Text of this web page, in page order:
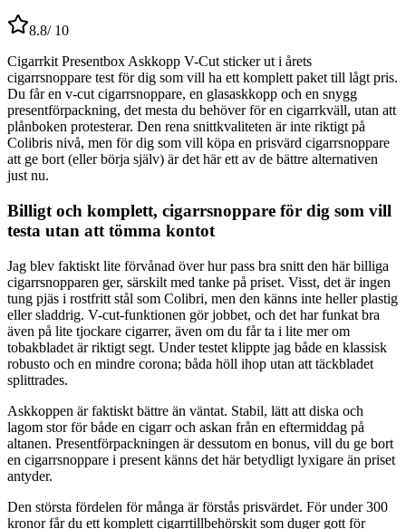
8.8/ 10
Cigarrkit Presentbox Askkopp V-Cut sticker ut i årets
cigarrsnoppare test för dig som vill ha ett komplett paket till lågt pris.
Du får en v-cut cigarrsnoppare, en glasaskkopp och en snygg
presentförpackning, det mesta du behöver för en cigarrkväll, utan att
plånboken protesterar. Den rena snittkvaliteten är inte riktigt på
Colibris nivå, men för dig som vill köpa en prisvärd cigarrsnoppare
att ge bort (eller börja själv) är det här ett av de bättre alternativen
just nu.
Billigt och komplett, cigarrsnoppare för dig som vill
testa utan att tömma kontot
Jag blev faktiskt lite förvånad över hur pass bra snitt den här billiga
cigarrsnopparen ger, särskilt med tanke på priset. Visst, det är ingen
tung pjäs i rostfritt stål som Colibri, men den känns inte heller plastig
eller sladdrig. V-cut-funktionen gör jobbet, och det har funkat bra
även på lite tjockare cigarrer, även om du får ta i lite mer om
tobakbladet är riktigt segt. Under testet klippte jag både en klassisk
robusto och en mindre corona; båda höll ihop utan att täckbladet
splittrades.
Askkoppen är faktiskt bättre än väntat. Stabil, lätt att diska och
lagom stor för både en cigarr och askan från en eftermiddag på
altanen. Presentförpackningen är dessutom en bonus, vill du ge bort
en cigarrsnoppare i present känns det här betydligt lyxigare än priset
antyder.
Den största fördelen för många är förstås prisvärdet. För under 300
kronor får du ett komplett cigarrtillbehörskit som duger gott för